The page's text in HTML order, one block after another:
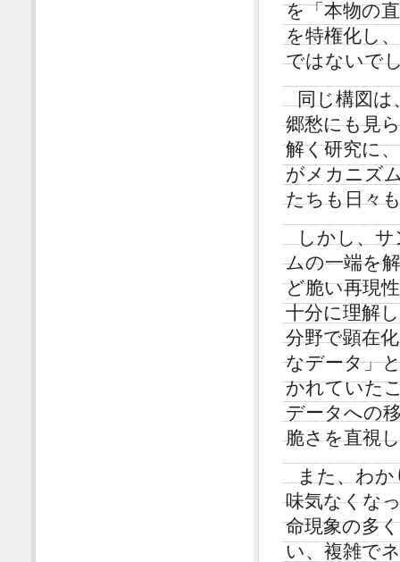
を「本物の
を特権化し
ではないで
同じ構図
郷愁にも見
解く研究に
がメカニズ
たちも日々
しかし、
ムの一端を
ど脆い再現
十分に理解
分野で顕在
なデータ」
かれていた
データへの
脆さを直視
また、わ
味気なくな
命現象の多
い、複雑で